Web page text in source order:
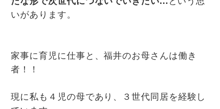
いがあります。
家事に育児に仕事と、福井のお母さんは働き
者！！
現に私も４児の母であり、３世代同居を経験し